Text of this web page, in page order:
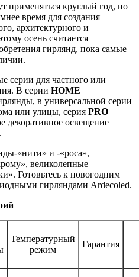
применяться круглый год, но
время для создания
архитектурного и
осень считается
гирлянд, пока самые
серии для частного или
В серии HOME
в универсальной серии
или улицы, серия PRO
декоративное освещение
«нити» и -«роса»,
великолепные
Готовьтесь к новогодним
гирляндами Ardecoled.
Температурный
режим
Гарантия